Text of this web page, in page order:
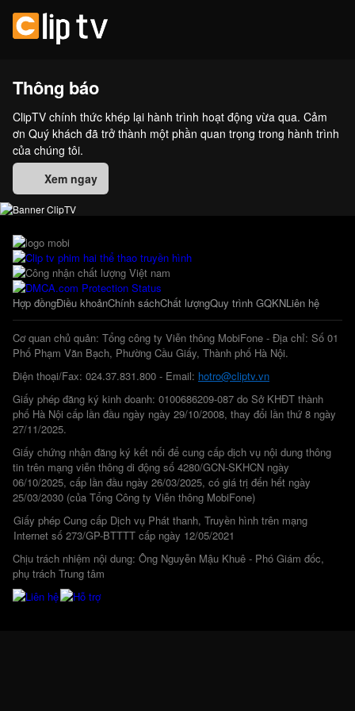
Thông báo
ClipTV chính thức khép lại hành trình hoạt động vừa qua. Cảm
ơn Quý khách đã trở thành một phần quan trọng trong hành trình
của chúng tôi.
Xem ngay
Hợp đồngĐiều khoảnChính sáchChất lượngQuy trình GQKNLiên hệ
Cơ quan chủ quản: Tổng công ty Viễn thông MobiFone - Địa chỉ: Số 01
Phố Phạm Văn Bạch, Phường Cầu Giấy, Thành phố Hà Nội.
Điện thoại/Fax: 024.37.831.800 - Email: hotro@cliptv.vn
Giấy phép đăng ký kinh doanh: 0100686209-087 do Sở KHĐT thành
phố Hà Nội cấp lần đầu ngày ngày 29/10/2008, thay đổi lần thứ 8 ngày
27/11/2025.
Giấy chứng nhận đăng ký kết nối để cung cấp dịch vụ nội dung thông
tin trên mạng viễn thông di động số 4280/GCN-SKHCN ngày
06/10/2025, cấp lần đầu ngày 26/03/2025, có giá trị đến hết ngày
25/03/2030 (của Tổng Công ty Viễn thông MobiFone)
Giấy phép Cung cấp Dịch vụ Phát thanh, Truyền hình trên mạng
Internet số 273/GP-BTTTT cấp ngày 12/05/2021
Chịu trách nhiệm nội dung: Ông Nguyễn Mậu Khuê - Phó Giám đốc,
phụ trách Trung tâm